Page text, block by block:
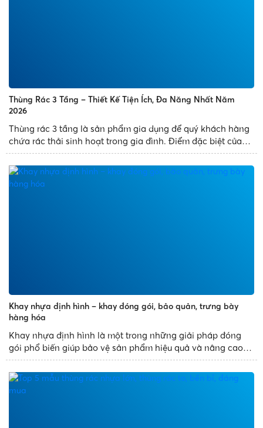
Thùng Rác 3 Tầng – Thiết Kế Tiện Ích, Đa Năng Nhất Năm
2026
Thùng rác 3 tầng là sản phẩm gia dụng để quý khách hàng
chứa rác thải sinh hoạt trong gia đình. Điểm đặc biệt của
sản phẩm là thùng rác thiết kế 3 ngăn, có nhiều diện tích
chứa đựng rác và mang đến tiện ích cho quý khách...
Khay nhựa định hình – khay đóng gói, bảo quản, trưng bày
hàng hóa
Khay nhựa định hình là một trong những giải pháp đóng
gói phổ biến giúp bảo vệ sản phẩm hiệu quả và nâng cao
tính thẩm mỹ. Với thiết kế đa dạng, sản xuất theo khuôn
mẫu có sẵn, khay nhựa định hình mang đến những sản
phẩm đẹp...